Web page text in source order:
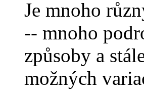
Je mnoho
-- mnoho
způsoby a
možných